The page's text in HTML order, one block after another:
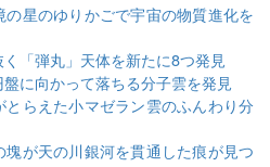
の星のゆりかごで宇宙の物質進化を
「弾丸」天体を新たに8つ発見
に向かって落ちる分子雲を発見
とらえた小マゼラン雲のふんわり分
塊が天の川銀河を貫通した痕が見つ